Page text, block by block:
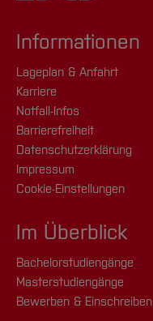
Informationen
Lageplan & Anfahrt
Karriere
Notfall-Infos
Barrierefreiheit
Datenschutzerklärung
Impressum
Cookie-Einstellungen
Im Überblick
Bachelorstudiengänge
Masterstudiengänge
Bewerben & Einschreiben